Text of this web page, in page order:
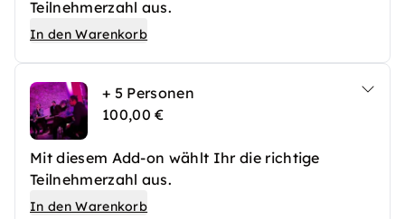
Teilnehmerzahl aus.
In den Warenkorb
+ 5 Personen
100,00 €
Mit diesem Add-on wählt Ihr die richtige
Teilnehmerzahl aus.
In den Warenkorb